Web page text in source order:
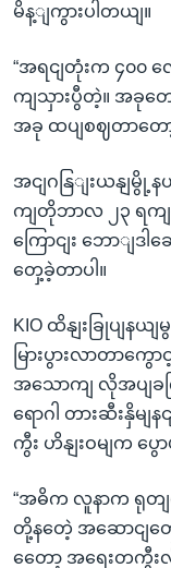
မိန့ျကွားပါတယျ။
“အရငျတုံးက ၄၀၀
ကျသှားပွီတဲ့။ အခုတ
အခု ထပျစဈတာတေ
အငျဂနြျးယနျမွို့
ကျတိုဘာလ ၂၃ ရကျ
ကြောငျး ဘောျဒါဆ
တှေ့ခဲ့တာပါ။
KIO ထိနျးခြုပျနယ
မြားပွားလာတာကွ
အသောကျ လိုအပျခ
ရောဂါ တားဆီးနှိမျ
ကွီး ဟိနျးဝမျက ပွေ
“အဓိက လူနာက ရုတျ
တို့နတေဲ့ အဆောငျတှ
တေော့ အရေးတကွီးလို